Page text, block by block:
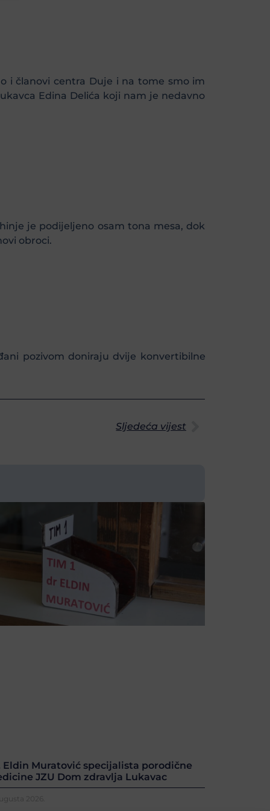
i članovi centra Duje i na tome smo im
Edina Delića koji nam je nedavno
je podijeljeno osam tona mesa, dok
obroci.
pozivom doniraju dvije konvertibilne
Sljedeća vijest
Eldin Muratović specijalista porodične
JZU Dom zdravlja Lukavac
2026.